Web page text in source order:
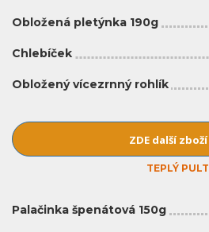
Obložená pletýnka 190g
Chlebíček
Obložený vícezrnný rohlík
ZDE další zboží
TEPLÝ PULT
Palačinka špenátová 150g